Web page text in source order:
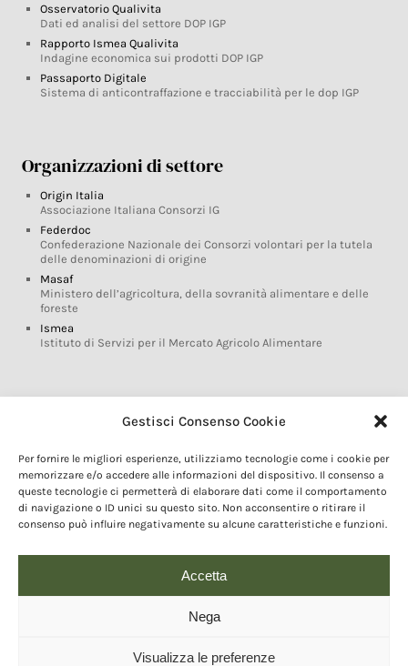
Gestisci Consenso Cookie
Per fornire le migliori esperienze, utilizziamo tecnologie come i cookie per
memorizzare e/o accedere alle informazioni del dispositivo. Il consenso a
queste tecnologie ci permetterà di elaborare dati come il comportamento
di navigazione o ID unici su questo sito. Non acconsentire o ritirare il
consenso può influire negativamente su alcune caratteristiche e funzioni.
Accetta
Nega
Visualizza le preferenze
Osservatorio Qualivita
Dati ed analisi del settore DOP IGP
Rapporto Ismea Qualivita
Indagine economica sui prodotti DOP IGP
Passaporto Digitale
Sistema di anticontraffazione e tracciabilità per le dop IGP
Organizzazioni di settore
Origin Italia
Associazione Italiana Consorzi IG
Federdoc
Confederazione Nazionale dei Consorzi volontari per la tutela
delle denominazioni di origine
Masaf
Ministero dell’agricoltura, della sovranità alimentare e delle
foreste
Ismea
Istituto di Servizi per il Mercato Agricolo Alimentare
Glossario DOP IGP
Marchi DOP IGP
Normativa prodotti DOP IGP
Consorzi di Tutela
Farm To Fork e prodotti DOP IGP